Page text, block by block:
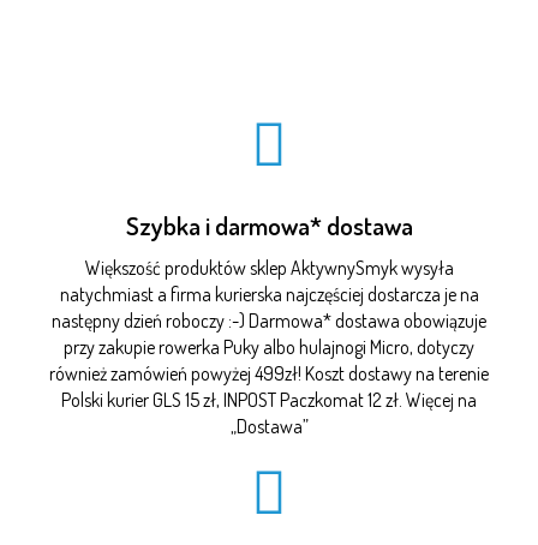
Szybka i darmowa* dostawa
Większość produktów sklep AktywnySmyk wysyła
natychmiast a firma kurierska najczęściej dostarcza je na
następny dzień roboczy :-) Darmowa* dostawa obowiązuje
przy zakupie rowerka Puky albo hulajnogi Micro, dotyczy
również zamówień powyżej 499zł! Koszt dostawy na terenie
Polski kurier GLS 15 zł, INPOST Paczkomat 12 zł. Więcej na
„Dostawa”